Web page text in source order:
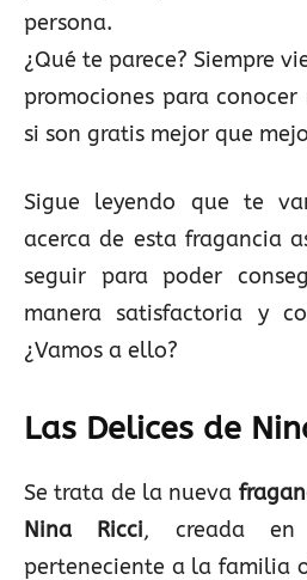
persona.
¿Qué te parece? Siempre
promociones para
si son gratis mejor que
Sigue leyendo que te
acerca de esta fragancia
seguir para poder
manera satisfactoria y
¿Vamos a ello?
Las Delices de
Se trata de la nueva
Nina Ricci, creada en
perteneciente a la familia